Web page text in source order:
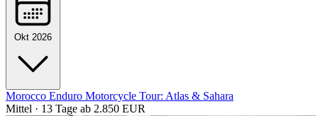
Okt 2026
Morocco Enduro Motorcycle Tour: Atlas & Sahara
Mittel · 13 Tage ab 2.850 EUR